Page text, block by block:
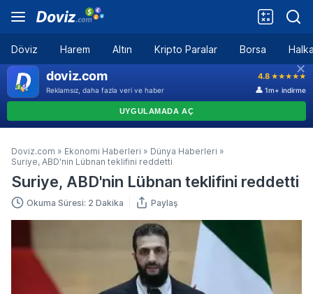
Döviz Harem Altın Kripto Paralar Borsa
Doviz.com » Ekonomi Haberleri » Dünya Haberleri »
Suriye, ABD'nin Lübnan teklifini reddetti
Suriye, ABD'nin Lübnan teklifini reddetti
Okuma Süresi: 2 Dakika Paylaş